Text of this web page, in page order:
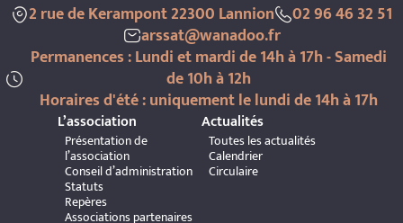
2 rue de Kerampont 22300 Lannion
02 96 46 32 51
arssat@wanadoo.fr
Permanences : Lundi et mardi de 14h à 17h - Samedi
de 10h à 12h
Horaires d'été : uniquement le lundi de 14h à 17h
L’association
Présentation de
l’association
Conseil d’administration
Statuts
Repères
Associations partenaires
Actualités
Toutes les actualités
Calendrier
Circulaire